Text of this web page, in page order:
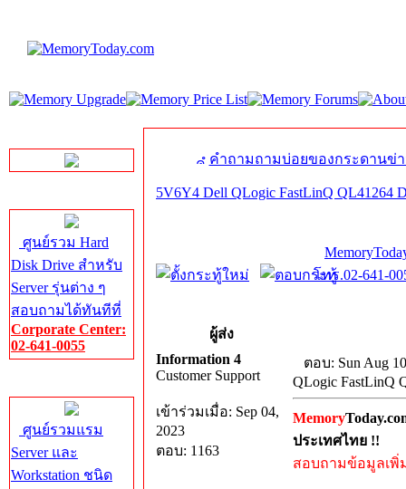
ศูนย์รวม Hard
Disk Drive สำหรับ
Server รุ่นต่าง ๆ
สอบถามได้ทันทีที่
Corporate Center:
02-641-0055
ศูนย์รวมแรม
Server และ
Workstation ชนิด
คำถามถามบ่อยของกระดานข่
5V6Y4 Dell QLogic FastLinQ QL41264
โทร.02-641-
ผู้ส่ง
Information 4
Customer Support
เข้าร่วมเมื่อ: Sep 04,
2023
ตอบ: 1163
ตอบ: Sun Aug
QLogic FastLinQ
Memory
ประเทศไทย !!
สอบถามข้อมูลเพิ่